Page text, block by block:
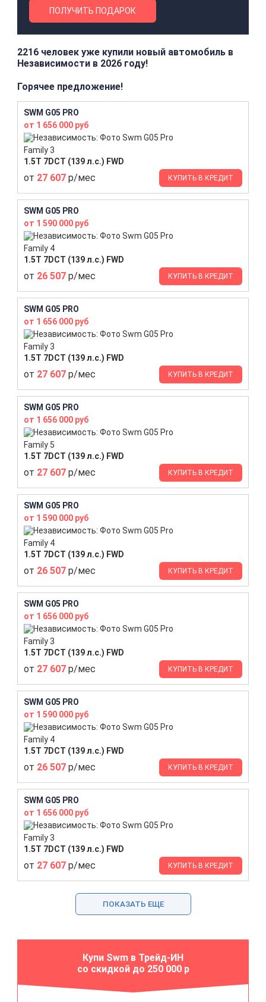
ПОЛУЧИТЬ ПОДАРОК
2216 человек уже купили новый автомобиль в
Независимости в 2026 году!
Горячее предложение!
SWM G05 PRO
от 1 656 000 руб
Family 3
1.5T 7DCT (139 л.с.) FWD
от 27 607 р/мес КУПИТЬ В КРЕДИТ
SWM G05 PRO
от 1 590 000 руб
Family 4
1.5T 7DCT (139 л.с.) FWD
от 26 507 р/мес КУПИТЬ В КРЕДИТ
SWM G05 PRO
от 1 656 000 руб
Family 3
1.5T 7DCT (139 л.с.) FWD
от 27 607 р/мес КУПИТЬ В КРЕДИТ
SWM G05 PRO
от 1 656 000 руб
Family 5
1.5T 7DCT (139 л.с.) FWD
от 27 607 р/мес КУПИТЬ В КРЕДИТ
SWM G05 PRO
от 1 590 000 руб
Family 4
1.5T 7DCT (139 л.с.) FWD
от 26 507 р/мес КУПИТЬ В КРЕДИТ
SWM G05 PRO
от 1 656 000 руб
Family 3
1.5T 7DCT (139 л.с.) FWD
от 27 607 р/мес КУПИТЬ В КРЕДИТ
SWM G05 PRO
от 1 590 000 руб
Family 4
1.5T 7DCT (139 л.с.) FWD
от 26 507 р/мес КУПИТЬ В КРЕДИТ
SWM G05 PRO
от 1 656 000 руб
Family 3
1.5T 7DCT (139 л.с.) FWD
от 27 607 р/мес КУПИТЬ В КРЕДИТ
ПОКАЗАТЬ ЕЩЕ
Купи Swm в Трейд-ИН
со скидкой до 250 000 р